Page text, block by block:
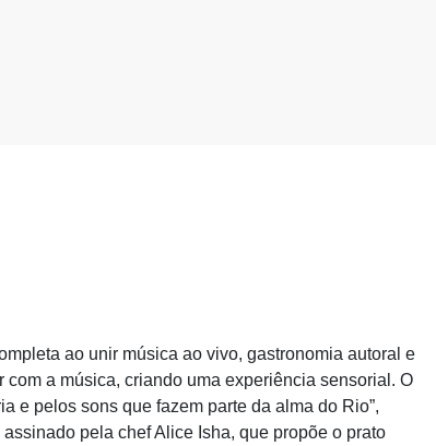
ao unir música ao vivo, gastronomia autoral e
a música, criando uma experiência sensorial. O
e pelos sons que fazem parte da alma do Rio”,
pela chef Alice Isha, que propõe o prato